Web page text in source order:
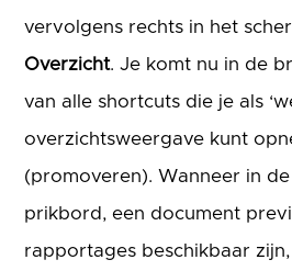
vervolgens rechts in het
Overzicht. Je komt nu in de
van alle shortcuts die je als
overzichtsweergave kunt
(promoveren). Wanneer in
prikbord, een document
rapportages beschikbaar